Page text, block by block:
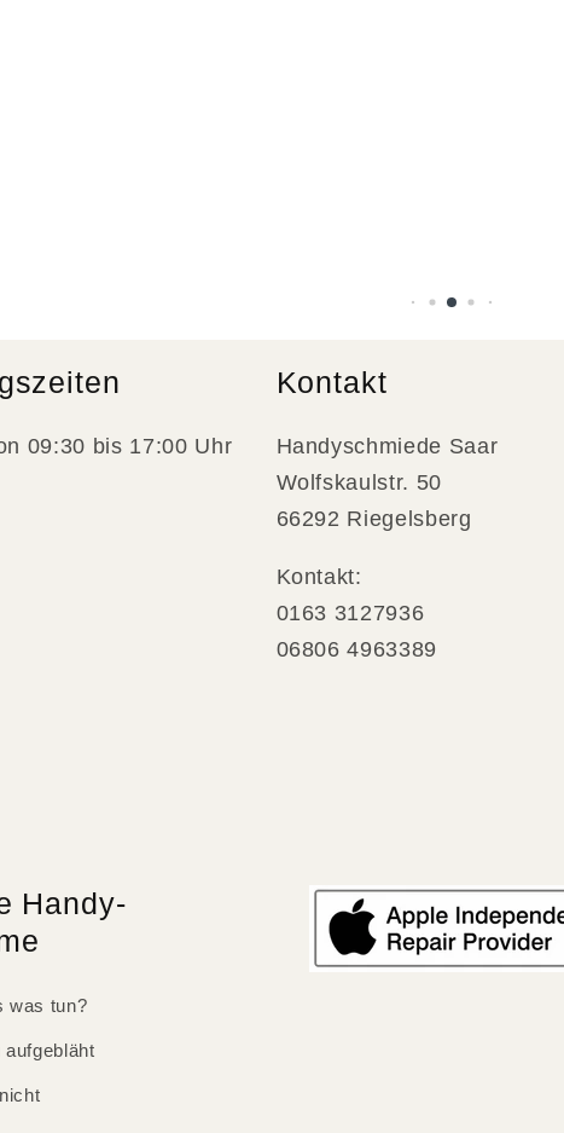
09:30 bis 17:00 Uhr
Kontakt
Handyschmiede Saar
Wolfskaulstr. 50
66292 Riegelsberg
Kontakt:
0163 3127936
06806 4963389
Handy-
was tun?